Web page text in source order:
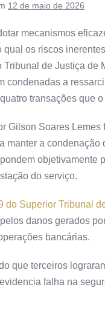
12 de maio de 2026
mecanismos
os riscos
de Justiça de
condenadas a
transações que
Gilson Soares
manter a
objetivamente
do serviço.
do Superior Tribunal
danos gerados
bancárias.
que terceiros
falha na